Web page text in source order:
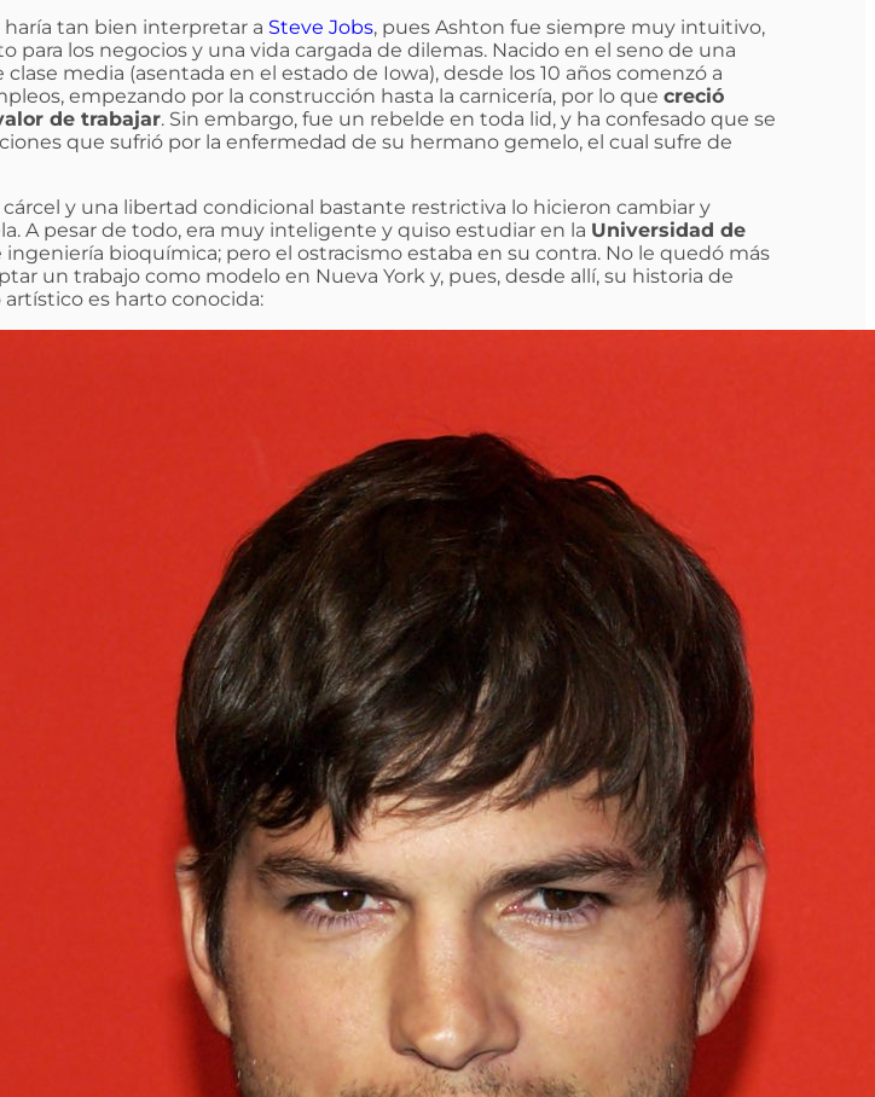
haría tan bien interpretar a Steve Jobs, pues Ashton fue siempre muy intuitivo,
para los negocios y una vida cargada de dilemas. Nacido en el seno de una
media (asentada en el estado de Iowa), desde los 10 años comenzó a
empezando por la construcción hasta la carnicería, por lo que creció
de trabajar. Sin embargo, fue un rebelde en toda lid, y ha confesado que se
que sufrió por la enfermedad de su hermano gemelo, el cual sufre de
cárcel y una libertad condicional bastante restrictiva lo hicieron cambiar y
A pesar de todo, era muy inteligente y quiso estudiar en la Universidad de
ingeniería bioquímica; pero el ostracismo estaba en su contra. No le quedó más
un trabajo como modelo en Nueva York y, pues, desde allí, su historia de
es harto conocida: